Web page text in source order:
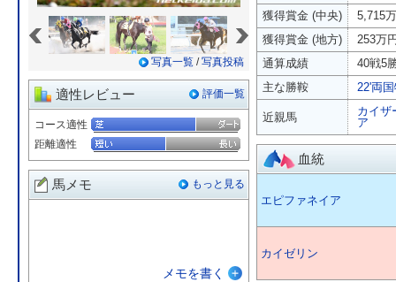
写真一覧 /写真投稿
適性レビュー 評価一覧
コース適性
距離適性
馬メモ もっと見る
メモを書く
獲得賞金 (中央)
5,715
獲得賞金 (地方)
253万
通算成績
40戦5
主な勝鞍
22'両
近親馬
カイザ
ア
血統
エピファネイア
カイゼリン